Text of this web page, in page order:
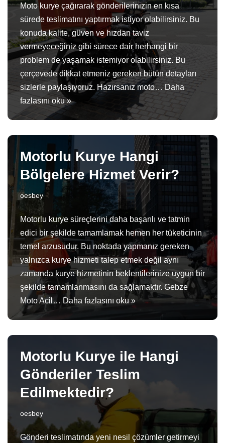
Moto kurye çağırarak gönderilerinizin en kısa
sürede teslimatını yaptırmak istiyor olabilirsiniz. Bu
konuda kalite, güven ve hızdan taviz
vermeyeceğiniz gibi sürece dair herhangi bir
problem de yaşamak istemiyor olabilirsiniz. Bu
çerçevede dikkat etmeniz gereken bütün detayları
sizlerle paylaşıyoruz. Hazırsanız moto… Daha
fazlasını oku »
Motorlu Kurye Hangi
Bölgelere Hizmet Verir?
oesbey
Motorlu kurye süreçlerini daha başarılı ve tatmin
edici bir şekilde tamamlamak hemen her tüketicinin
temel arzusudur. Bu noktada yapmanız gereken
yalnızca kurye hizmeti talep etmek değil aynı
zamanda kurye hizmetinin beklentilerinize uygun bir
şekilde tamamlanmasını da sağlamaktır. Gebze
Moto Acil… Daha fazlasını oku »
Motorlu Kurye ile Hangi
Gönderiler Teslim
Edilmektedir?
oesbey
Gönderi teslimatında yeni nesil çözümler getirmeyi